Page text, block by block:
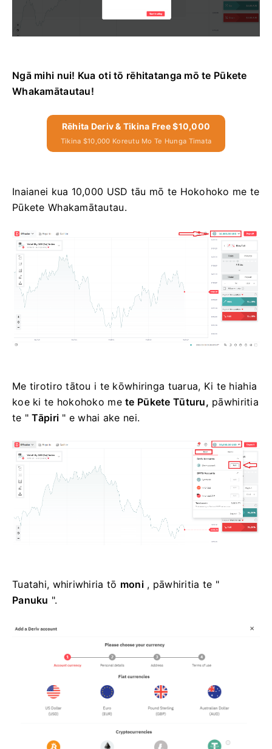
Ngā mihi nui! Kua oti tō rēhitatanga mō te Pūkete
Whakamātautau!
Rēhita Deriv & Tikina Free $10,000
Tikina $10,000 Koreutu Mo Te Hunga Timata
Inaianei kua 10,000 USD tāu mō te Hokohoko me te
Pūkete Whakamātautau.
Me tirotiro tātou i te kōwhiringa tuarua, Ki te hiahia
koe ki te hokohoko mete Pūkete Tūturu, pāwhiritia
te "Tāpiri " e whai ake nei.
Tuatahi, whiriwhiria tō moni, pāwhiritia te "
Panuku ".